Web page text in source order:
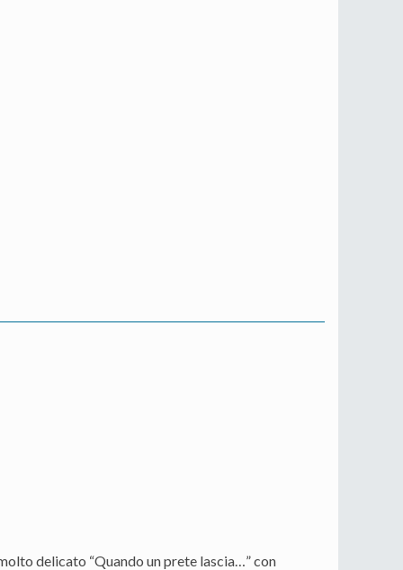
delicato “Quando un prete lascia…” con